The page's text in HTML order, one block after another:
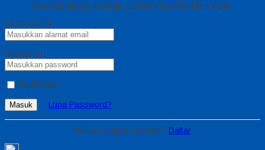
Selamat datang kembali, silahkan login ke akun Anda.
Alamat Email
Password
Ingat Saya
Masuk Lupa Password?
Belum menjadi member? Daftar